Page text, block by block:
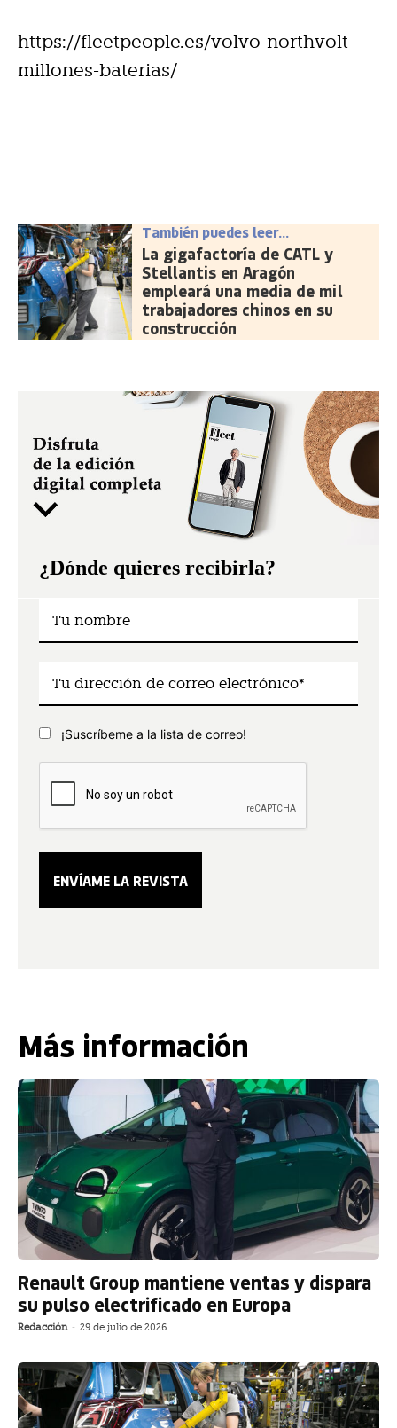
https://fleetpeople.es/volvo-northvolt-
millones-baterias/
También puedes leer...
La gigafactoría de CATL y
Stellantis en Aragón
empleará una media de mil
trabajadores chinos en su
construcción
¿Dónde quieres recibirla?
¡Suscríbeme a la lista de correo!
Más información
Renault Group mantiene ventas y dispara
su pulso electrificado en Europa
Redacción - 29 de julio de 2026